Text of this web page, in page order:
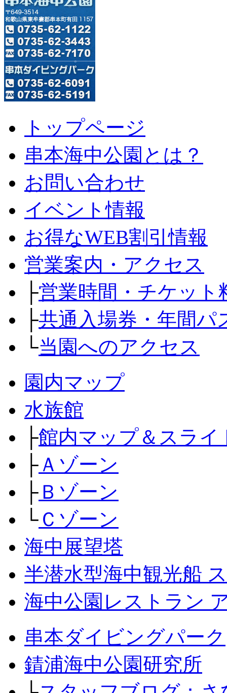
トップページ
串本海中公園とは？
お問い合わせ
イベント情報
お得なWEB割引情報
営業案内・アクセス
├営業時間・チケット
├共通入場券・年間パ
└当園へのアクセス
園内マップ
水族館
├館内マップ＆スライ
├ Ａゾーン
├ Ｂゾーン
└ Ｃゾーン
海中展望塔
半潜水型海中観光船
海中公園レストラン
串本ダイビングパーク
錆浦海中公園研究所